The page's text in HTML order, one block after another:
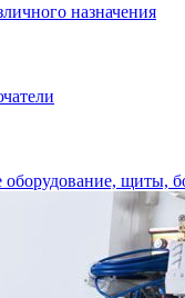
назначения
оборудование, щиты,